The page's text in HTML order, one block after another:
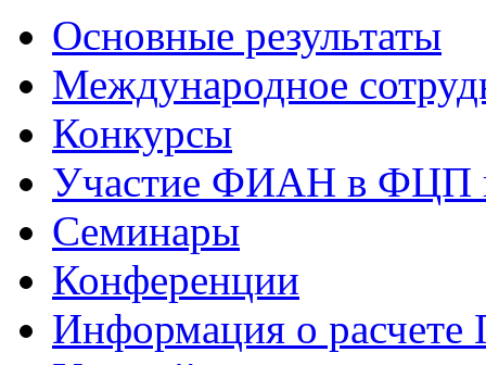
Основные результаты
Международное
Конкурсы
Участие ФИАН в ФЦП
Семинары
Конференции
Информация о